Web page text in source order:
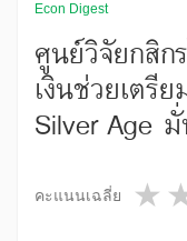
Econ Digest
ศูนย์วิจัยกสิก
เงินช่วยเตรี
Silver Age
คะแนนเฉลี่ย